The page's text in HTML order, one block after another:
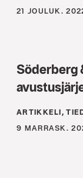
21 JOULUK.
Söderberg
ARTIKKELI,
9 MARRASK.